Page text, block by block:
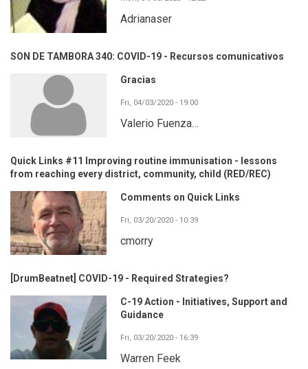
Adrianaser
SON DE TAMBORA 340: COVID-19 - Recursos comunicativos
Gracias
Fri, 04/03/2020 - 19:00
Valerio Fuenza…
Quick Links #11 Improving routine immunisation - lessons
from reaching every district, community, child (RED/REC)
Comments on Quick Links
Fri, 03/20/2020 - 10:39
cmorry
[DrumBeatnet] COVID-19 - Required Strategies?
C-19 Action - Initiatives, Support and
Guidance
Fri, 03/20/2020 - 16:39
Warren Feek